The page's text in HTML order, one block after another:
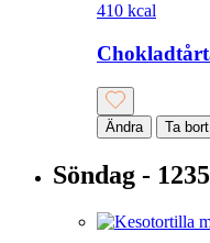
410 kcal
Ändra Ta bort
Söndag -